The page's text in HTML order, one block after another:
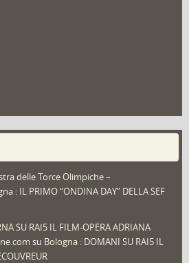
(25)
delle Torce Olimpiche –
: IL PRIMO “ONDINA DAY” DELLA SEF
SU RAI5 IL FILM-OPERA ADRIANA
su Bologna : DOMANI SU RAI5 IL